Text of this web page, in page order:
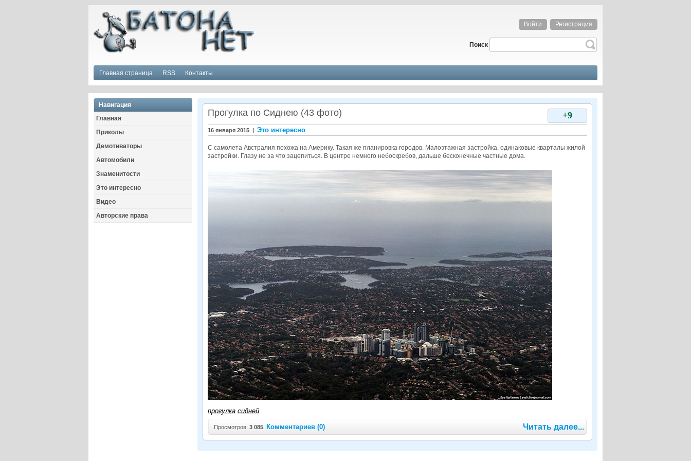
Войти Регистрация
Поиск
Главная страница RSS Контакты
Навигация
Главная
Приколы
Демотиваторы
Автомобили
Знаменитости
Это интересно
Видео
Авторские права
+9
Прогулка по Сиднею (43 фото)
16 января 2015 | Это интересно
С самолета Австралия похожа на Америку. Такая же планировка городов. Малоэтажная застройка, одинаковые кварталы жилой
застройки. Глазу не за что зацепиться. В центре немного небоскребов, дальше бесконечные частные дома.
прогулка сидней
Просмотров: 3 085 Комментариев (0) Читать далее...